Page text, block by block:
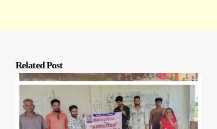
Related Post